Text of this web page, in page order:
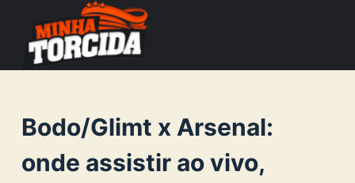
o
Bodo/Glimt x Arsenal:
onde assistir ao vivo,